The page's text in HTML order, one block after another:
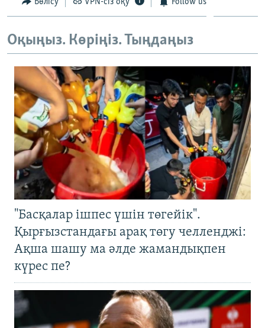
Басқа тілдерде
Оқыңыз. Көріңіз. Тыңдаңыз
"Басқалар ішпес үшін төгейік".
Қырғызстандағы арақ төгу челленджі:
Ақша шашу ма әлде жамандықпен
күрес пе?